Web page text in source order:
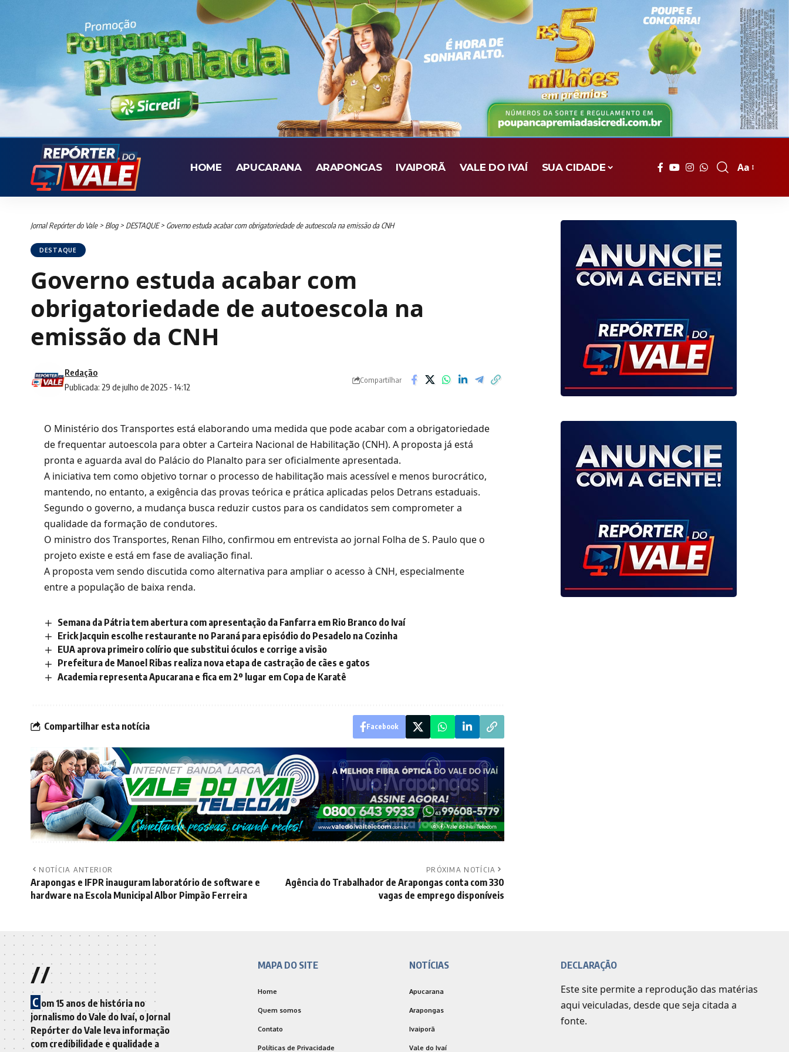
HOME APUCARANA ARAPONGAS IVAIPORÃ VALE DO IVAÍ SUA CIDADE
Font
Aa
Jornal Repórter do Vale> Blog> DESTAQUE> Governo estuda acabar com obrigatoriedade de autoescola na emissão da CNH
DESTAQUE
Governo estuda acabar com
obrigatoriedade de autoescola na
emissão da CNH
Publicada: 29 de julho de 2025 - 14:12
Redação
Compartilhar
O Ministério dos Transportes está elaborando uma medida que pode acabar com a obrigatoriedade
de frequentar autoescola para obter a Carteira Nacional de Habilitação (CNH). A proposta já está
pronta e aguarda aval do Palácio do Planalto para ser oficialmente apresentada.
A iniciativa tem como objetivo tornar o processo de habilitação mais acessível e menos burocrático,
mantendo, no entanto, a exigência das provas teórica e prática aplicadas pelos Detrans estaduais.
Segundo o governo, a mudança busca reduzir custos para os candidatos sem comprometer a
qualidade da formação de condutores.
O ministro dos Transportes, Renan Filho, confirmou em entrevista ao jornal Folha de S. Paulo que o
projeto existe e está em fase de avaliação final.
A proposta vem sendo discutida como alternativa para ampliar o acesso à CNH, especialmente
entre a população de baixa renda.
Semana da Pátria tem abertura com apresentação da Fanfarra em Rio Branco do Ivaí
Erick Jacquin escolhe restaurante no Paraná para episódio do Pesadelo na Cozinha
EUA aprova primeiro colírio que substitui óculos e corrige a visão
Prefeitura de Manoel Ribas realiza nova etapa de castração de cães e gatos
Academia representa Apucarana e fica em 2º lugar em Copa de Karatê
Compartilhar esta notícia Facebook
NOTÍCIA ANTERIOR
Arapongas e IFPR inauguram laboratório de software e
hardware na Escola Municipal Albor Pimpão Ferreira
PRÓXIMA NOTÍCIA
Agência do Trabalhador de Arapongas conta com 330
vagas de emprego disponíveis
//
C om 15 anos de história no
jornalismo do Vale do Ivaí, o Jornal
Repórter do Vale leva informação
com credibilidade e qualidade a
MAPA DO SITE
Home
Quem somos
Contato
Políticas de Privacidade
NOTÍCIAS
Apucarana
Arapongas
Ivaiporã
Vale do Ivaí
DECLARAÇÃO
Este site permite a reprodução das matérias
aqui veiculadas, desde que seja citada a
fonte.